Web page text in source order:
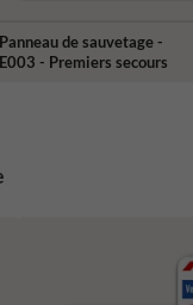
Panneau de sauvetage -
E003 - Premiers secours